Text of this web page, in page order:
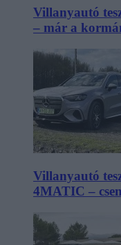
Villanyautó
– már a
Villanyautó
4MATIC –